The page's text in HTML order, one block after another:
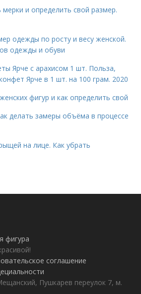
мерки и определить свой размер.
одежды по росту и весу женской.
одежды и обуви
Ярче с арахисом 1 шт. Польза,
Ярче в 1 шт. на 100 грам. 2020
фигур и как определить свой
делать замеры объёма в процессе
на лице. Как убрать
фигура
соглашение
Пушкарев переулок 7, м.